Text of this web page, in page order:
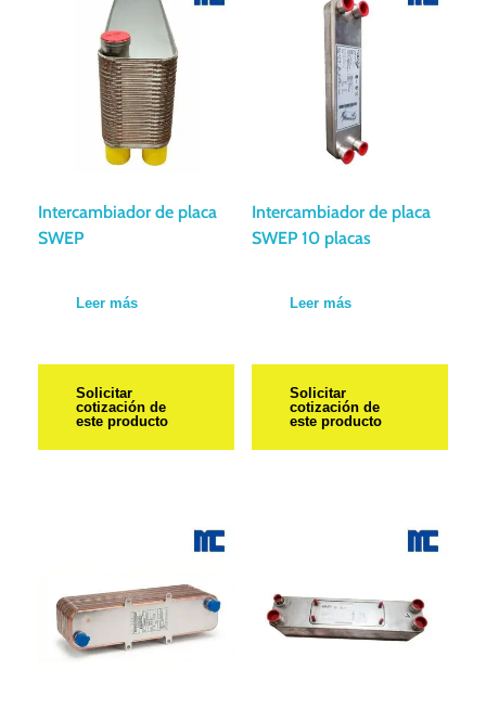
Intercambiador de placa
SWEP
Leer más
Solicitar
cotización de
este producto
Intercambiador de placa
SWEP 10 placas
Leer más
Solicitar
cotización de
este producto